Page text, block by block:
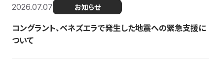
2026.07.07 お知らせ
コングラント、ベネズエラで発生した地震への緊急支援に
ついて